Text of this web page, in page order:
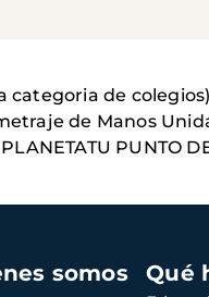
categoria de
de Manos
PUNTO
somos Qué